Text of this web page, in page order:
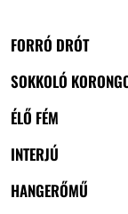
FORRÓ DRÓT
SOKKOLÓ
ÉLŐ FÉM
INTERJÚ
HANGERŐMŰ